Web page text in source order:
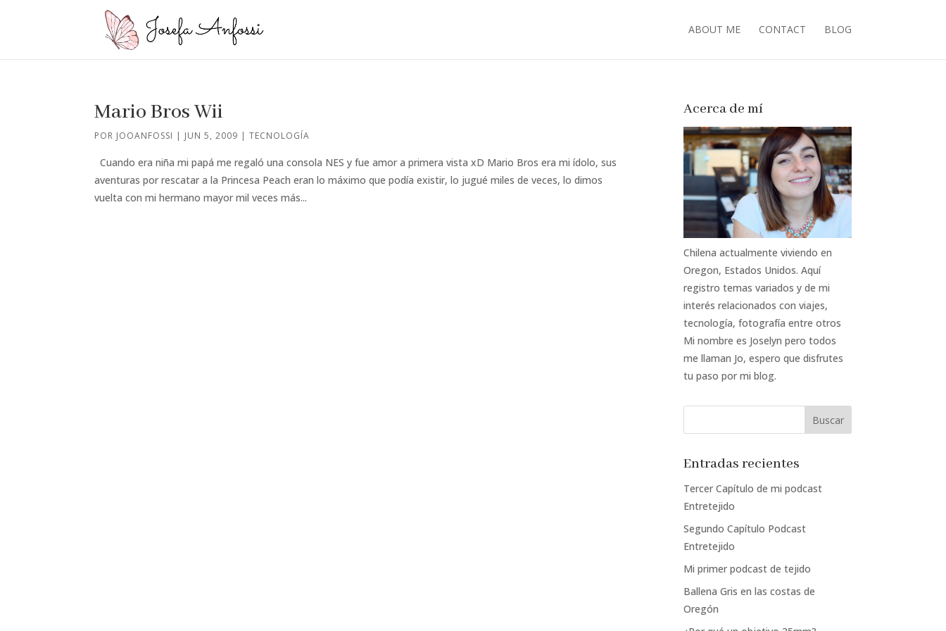
ABOUT ME CONTACT BLOG
Mario Bros Wii
POR JOOANFOSSI | JUN 5, 2009 |TECNOLOGÍA
Cuando era niña mi papá me regaló una consola NES y fue amor a primera vista xD Mario Bros era mi ídolo, sus
aventuras por rescatar a la Princesa Peach eran lo máximo que podía existir, lo jugué miles de veces, lo dimos
vuelta con mi hermano mayor mil veces más...
Acerca de mí
Chilena actualmente viviendo en
Oregon, Estados Unidos. Aquí
registro temas variados y de mi
interés relacionados con viajes,
tecnología, fotografía entre otros
Mi nombre es Joselyn pero todos
me llaman Jo, espero que disfrutes
tu paso por mi blog.
Entradas recientes
Tercer Capítulo de mi podcast
Entretejido
Segundo Capítulo Podcast
Entretejido
Mi primer podcast de tejido
Ballena Gris en las costas de
Oregón